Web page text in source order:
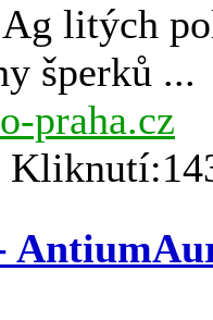
litých
šperků ...
praha.cz